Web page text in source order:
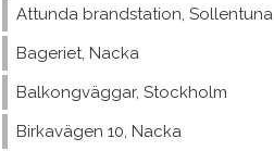
Attunda brandstation, Sollentuna
Bageriet, Nacka
Balkongväggar, Stockholm
Birkavägen 10, Nacka